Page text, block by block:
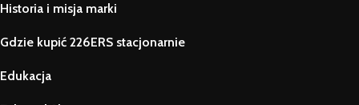
Historia i misja marki
Gdzie kupić 226ERS stacjonarnie
Edukacja